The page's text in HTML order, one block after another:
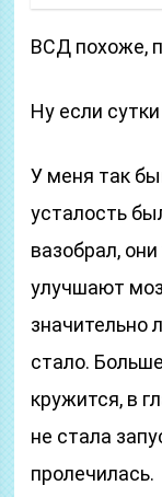
ВСД похоже,
Ну если
У меня так
усталость
вазобрал,
улучшают
значительно
стало.
кружится, в
не стала
пролечилась.